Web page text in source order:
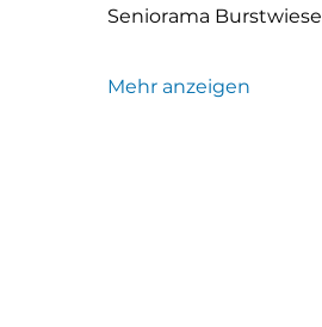
Seniorama Burstwiese
Mehr anzeigen